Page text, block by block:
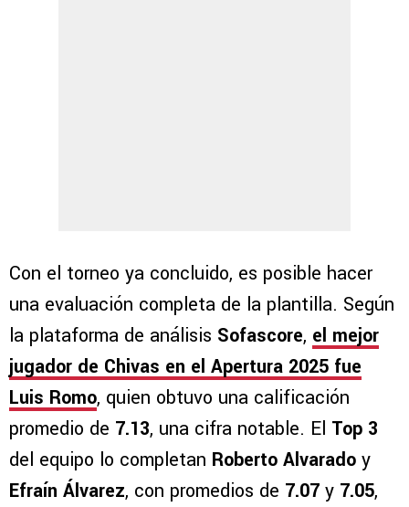
Con el torneo ya concluido, es posible hacer
una evaluación completa de la plantilla. Según
la plataforma de análisis Sofascore, el mejor
jugador de Chivas en el Apertura 2025 fue
Luis Romo, quien obtuvo una calificación
promedio de 7.13, una cifra notable. El Top 3
del equipo lo completan Roberto Alvarado y
Efraín Álvarez, con promedios de 7.07 y 7.05,